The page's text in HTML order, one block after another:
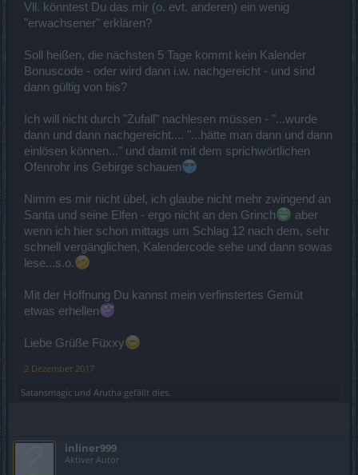
Vll. könntest Du das mir (o. evt. anderen) ein wenig
"erwachsener" erklären?
Soll heißen, die nächsten 5 Tage kommt kein Kalender
Bonuscode - oder wird dann i.w. nachgereicht - und sind
dann gültig von bis?
Ich will nicht durch "Zufall" nachlesen müssen - "...wurde
dann und dann nachgereicht.... "...hätte man dann und dann
einlösen können..." und damit mit dem sprichwörtlichen
Ofenrohr ins Gebirge schauen
Nimm es mir nicht übel, ich glaube nicht mehr zwingend an
Santa und seine Elfen - ergo nicht an den Grinch
aber
wenn ich hier schon mittags um Schlag 12 nach dem, sehr
schnell vergänglichen, Kalendercode sehe und dann sowas
lese...s.o.
Mit der Hoffnung Du kannst mein verfinstertes Gemüt
etwas erhellen
Liebe Grüße Füxxy
2 Dezember 2017
Satansmagic und Arutha gefällt dies.
inliner999
Aktiver Autor